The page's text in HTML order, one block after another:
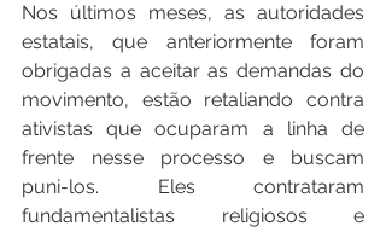
Nos últimos meses, as autoridades
estatais, que anteriormente foram
obrigadas a aceitar as demandas do
movimento, estão retaliando contra
ativistas que ocuparam a linha de
frente nesse processo e buscam
puni-los. Eles contrataram
fundamentalistas religiosos e